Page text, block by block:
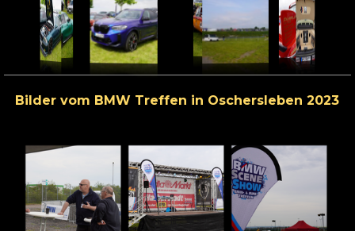
Bilder vom BMW Treffen in Oschersleben 2023